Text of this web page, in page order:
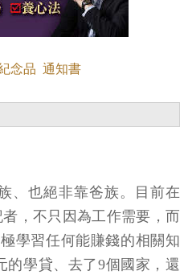
念品 通知書
、也絕非靠爸族。目前在
者，不只因為工作需要，而
學習任何能賺錢的相關知
的學貸、去了9個國家，還